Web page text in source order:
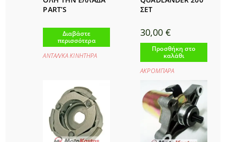
PART’S
Διαβάστε
περισσότερα
ΑΝΤΑΛ/ΚΑ ΚΙΝΗΤΗΡΑ
ΣΕΤ
30,00 €
Προσθήκη στο
καλάθι
ΑΚΡΟΜΠΑΡΑ